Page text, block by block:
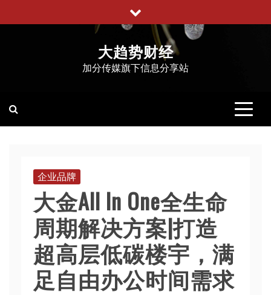
至
大趋势财经
加分传媒旗下信息分享站
企业品牌
大金All In One全生命
周期解决方案|打造
超高层低碳楼宇，满
足自由办公时间需求